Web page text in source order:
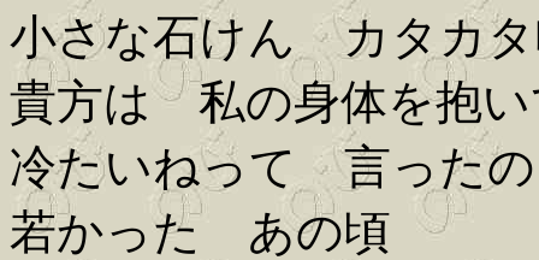
小さな石けん カタカ
貴方は 私の身体を抱い
冷たいねって 言った
若かった あの頃